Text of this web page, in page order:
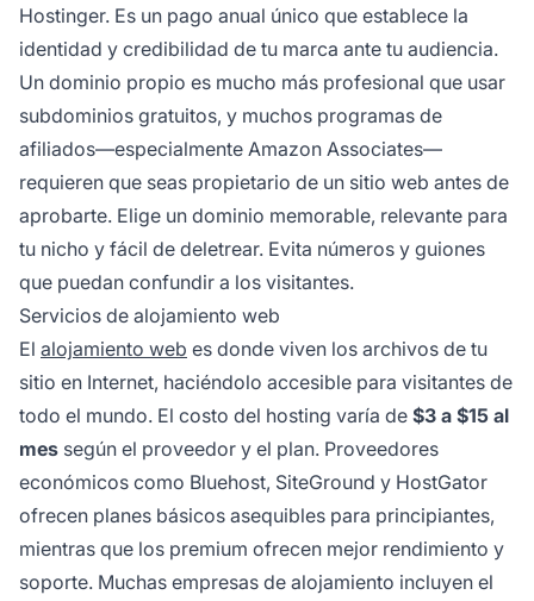
Hostinger. Es un pago anual único que establece la
identidad y credibilidad de tu marca ante tu audiencia.
Un dominio propio es mucho más profesional que usar
subdominios gratuitos, y muchos programas de
afiliados—especialmente Amazon Associates—
requieren que seas propietario de un sitio web antes de
aprobarte. Elige un dominio memorable, relevante para
tu nicho y fácil de deletrear. Evita números y guiones
que puedan confundir a los visitantes.
Servicios de alojamiento web
El alojamiento web es donde viven los archivos de tu
sitio en Internet, haciéndolo accesible para visitantes de
todo el mundo. El costo del hosting varía de $3 a $15 al
mes según el proveedor y el plan. Proveedores
económicos como Bluehost, SiteGround y HostGator
ofrecen planes básicos asequibles para principiantes,
mientras que los premium ofrecen mejor rendimiento y
soporte. Muchas empresas de alojamiento incluyen el